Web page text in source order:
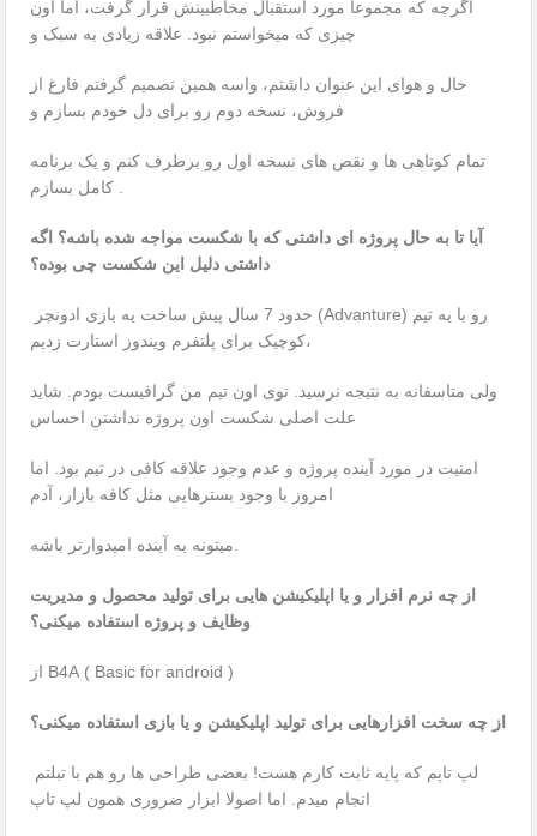
اگرچه که مجموعا مورد استقبال مخاطبینش قرار گرفت، اما اون
چیزی که میخواستم نبود. علاقه زیادی به سبک و
حال و هوای این عنوان داشتم، واسه همین تصمیم گرفتم فارغ از
تمام کوتاهی ها و نقص های نسخه اول رو برطرف کنم و یک برنامه
کامل بسازم .
آیا تا به حال پروژه ای داشتی که با شکست مواجه شده باشه؟ اگه
داشتی دلیل این شکست چی بوده؟
حدود 7 سال پیش ساخت یه بازی ادونچر (Advanture) رو با یه تیم
کوچیک برای پلتفرم ویندوز استارت زدیم،
ولی متاسفانه به نتیجه نرسید. توی اون تیم من گرافیست بودم. شاید
علت اصلی شکست اون پروژه نداشتن احساس
امنیت در مورد آینده پروژه و عدم وجود علاقه کافی در تیم بود. اما
میتونه به آینده امیدوارتر باشه.
از چه نرم افزار و یا اپلیکیشن هایی برای تولید محصول و مدیریت
وظایف و پروژه استفاده میکنی؟
از B4A ( Basic for android )
از چه سخت افزارهایی برای تولید اپلیکیشن و یا بازی استفاده میکنی؟
انجام میدم. اما اصولا ابزار ضروری همون لپ تاپ